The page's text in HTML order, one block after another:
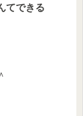
てできる